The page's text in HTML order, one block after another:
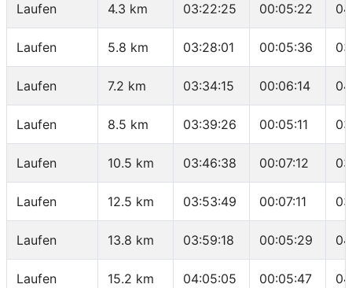
Laufen 4.3 km 03:22:25 00:05:22
Laufen 5.8 km 03:28:01 00:05:36
Laufen 7.2 km 03:34:15 00:06:14
Laufen 8.5 km 03:39:26 00:05:11
Laufen 10.5 km 03:46:38 00:07:12
Laufen 12.5 km 03:53:49 00:07:11
Laufen 13.8 km 03:59:18 00:05:29
Laufen 15.2 km 04:05:05 00:05:47